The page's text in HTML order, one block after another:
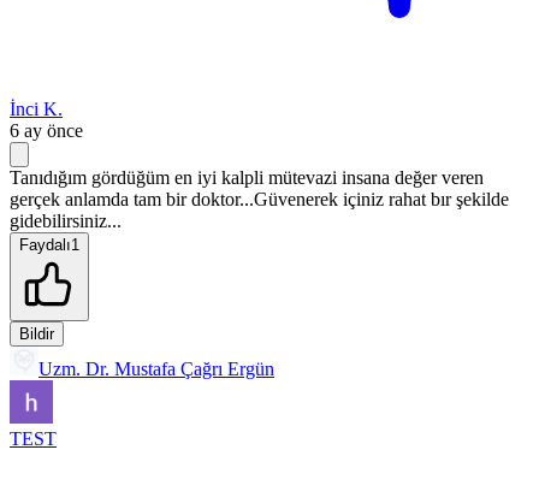
İnci K.
6 ay önce
Tanıdığım gördüğüm en iyi kalpli mütevazi insana değer veren
gerçek anlamda tam bir doktor...Güvenerek içiniz rahat bır şekilde
gidebilirsiniz...
Faydalı1
Bildir
Uzm. Dr. Mustafa Çağrı Ergün
TEST